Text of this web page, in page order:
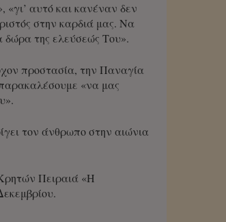
αυτό και κανέναν δεν
στην καρδιά μας. Να
δώρα της ελεύσεώς Του».
προστασία, την Παναγία
«να μας
τον άνθρωπο στην αιώνια
Πειραιά «Η